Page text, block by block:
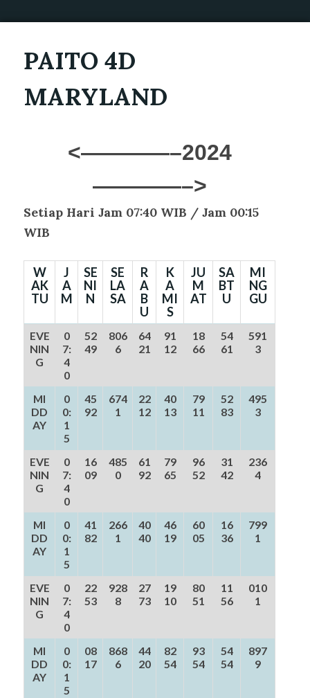
PAITO 4D
MARYLAND
<————–2024
————–>
Setiap Hari Jam 07:40 WIB / Jam 00:15
WIB
W
AK
TU
J
A
M
SE
NI
N
SE
LA
SA
R
A
B
U
K
A
MI
S
JU
M
AT
SA
BT
U
MI
NG
GU
EVE
NIN
G
0
7:
4
0
52
49
806
6
64
21
91
12
18
66
54
61
591
3
MI
DD
AY
0
0:
1
5
45
92
674
1
22
12
40
13
79
11
52
83
495
3
EVE
NIN
G
0
7:
4
0
16
09
485
0
61
92
79
65
96
52
31
42
236
4
MI
DD
AY
0
0:
1
5
41
82
266
1
40
40
46
19
60
05
16
36
799
1
EVE
NIN
G
0
7:
4
0
22
53
928
8
27
73
19
10
80
51
11
56
010
1
MI
DD
AY
0
0:
1
5
08
17
868
6
44
20
82
54
93
54
54
54
897
9